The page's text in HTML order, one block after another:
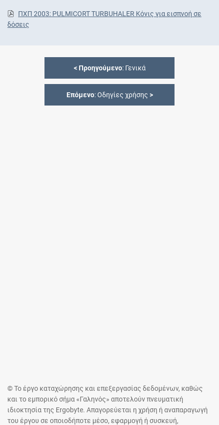
ΠΧΠ 2003: PULMICORT TURBUHALER Κόνις για εισπνοή σε
δόσεις
< Προηγούμενο: Γενικά
Επόμενο: Οδηγίες χρήσης >
© Το έργο καταχώρησης και επεξεργασίας δεδομένων, καθώς
και το εμπορικό σήμα «Γαληνός» αποτελούν πνευματική
ιδιοκτησία της Ergobyte. Απαγορεύεται η χρήση ή αναπαραγωγή
του έργου σε οποιοδήποτε μέσο, εφαρμογή ή συσκευή,